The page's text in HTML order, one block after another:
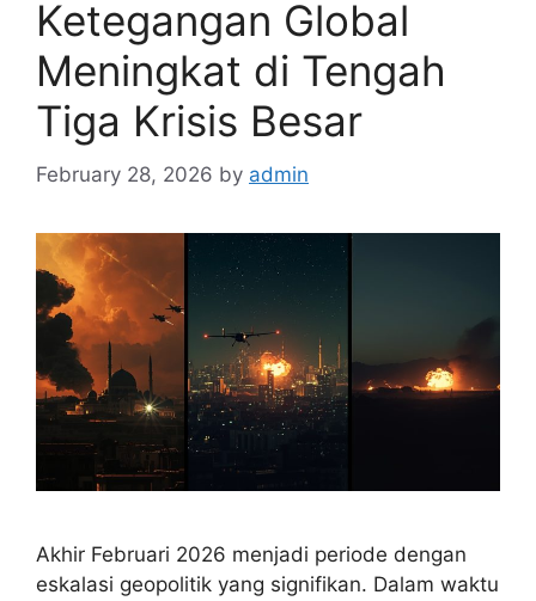
Ketegangan Global
Meningkat di Tengah
Tiga Krisis Besar
February 28, 2026 by admin
Akhir Februari 2026 menjadi periode dengan
eskalasi geopolitik yang signifikan. Dalam waktu